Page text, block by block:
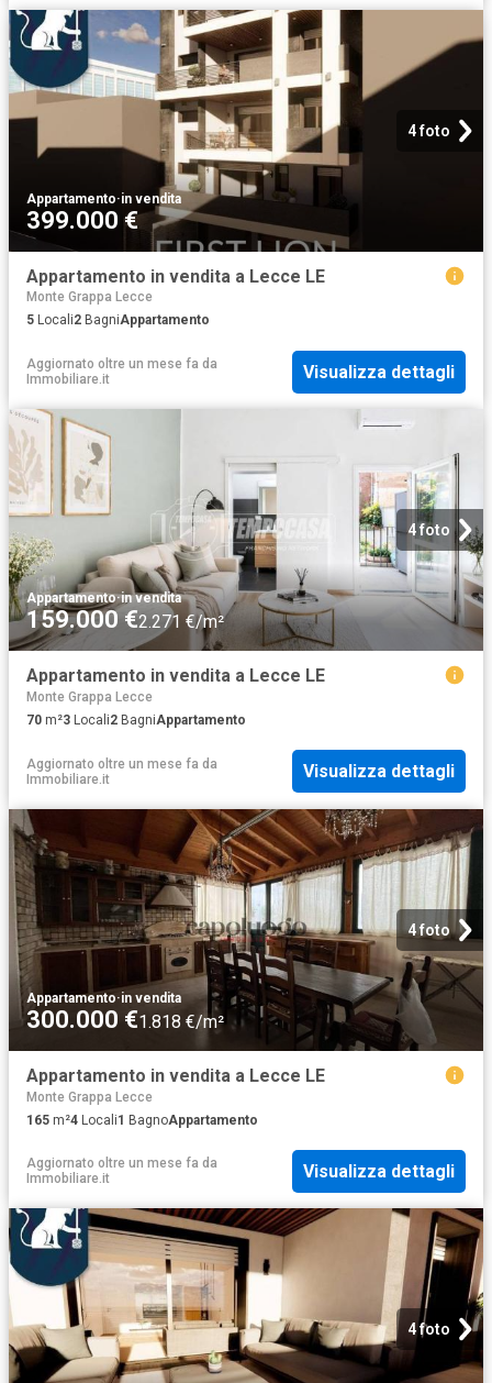
4 foto
Appartamento·in vendita
399.000 €
Appartamento in vendita a Lecce LE
Monte Grappa Lecce
5 Locali2 BagniAppartamento
Aggiornato oltre un mese fa da
Immobiliare.it
Visualizza dettagli
4 foto
Appartamento·in vendita
159.000 €2.271 €/m²
Appartamento in vendita a Lecce LE
Monte Grappa Lecce
70 m²3 Locali2 BagniAppartamento
Aggiornato oltre un mese fa da
Immobiliare.it
Visualizza dettagli
4 foto
Appartamento·in vendita
300.000 €1.818 €/m²
Appartamento in vendita a Lecce LE
Monte Grappa Lecce
165 m²4 Locali1 BagnoAppartamento
Aggiornato oltre un mese fa da
Immobiliare.it
Visualizza dettagli
4 foto